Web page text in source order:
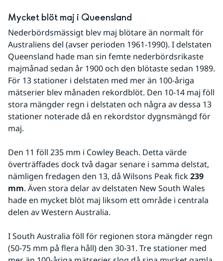
Mycket blöt maj i Queensland
Nederbördsmässigt blev maj blötare än normalt för
Australiens del (avser perioden 1961-1990). I delstaten
Queensland hade man sin femte nederbördsrikaste
majmånad sedan år 1900 och den blötaste sedan 1989.
För 13 stationer i delstaten med mer än 100-åriga
mätserier blev månaden rekordblöt. Den 10-14 maj föll
stora mängder regn i delstaten och några av dessa 13
stationer noterade då en rekordstor dygnsmängd för
maj.
Den 11 föll 235 mm i Cowley Beach. Detta värde
överträffades dock två dagar senare i samma delstat,
nämligen fredagen den 13, då Wilsons Peak fick 239
mm. Även stora delar av delstaten New South Wales
hade en mycket blöt maj liksom ett område i centrala
delen av Western Australia.
I South Australia föll för regionen stora mängder regn
(50-75 mm på flera håll) den 30-31. Tre stationer med